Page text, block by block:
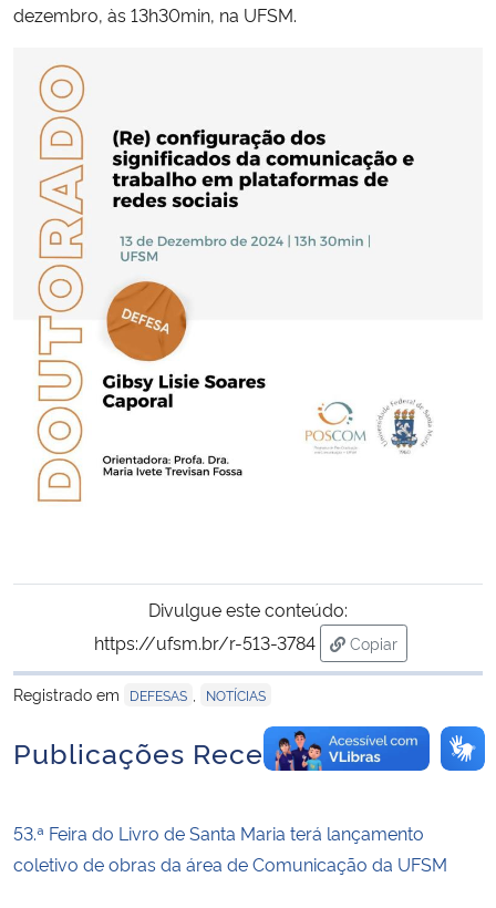
Ministério do Meio Ambiente
Ministério do Turismo
Ministério do Desenvolvimento Regional
Controladoria-Geral da União
Ministério da Mulher, da Família e dos Direitos Humanos
Secretaria-Geral
Secretaria de Governo
Gabinete de Segurança Institucional
Advocacia-Geral da União
dezembro, às 13h30min, na UFSM.
Divulgue este conteúdo:
https://ufsm.br/r-513-3784
Copiar
para área de
Registrado em
DEFESAS NOTÍCIAS
Publicações Recentes
53.ª Feira do Livro de Santa Maria terá lançamento
coletivo de obras da área de Comunicação da UFSM